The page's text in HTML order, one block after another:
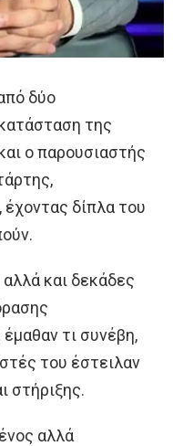
δύο
της
ο παρουσιαστής
δίπλα του
και δεκάδες
τι συνέβη,
του έστειλαν
στήριξης.
αλλά